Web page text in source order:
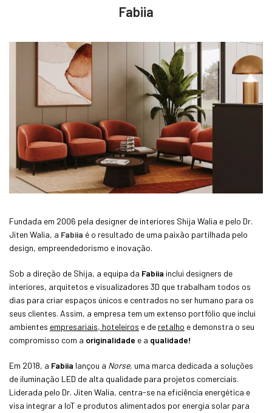
Fabiia
Fundada em 2006 pela designer de interiores Shija Walia e pelo Dr.
Jiten Walia, a Fabiia é o resultado de uma paixão partilhada pelo
design, empreendedorismo e inovação.
Sob a direção de Shija, a equipa da Fabiia inclui designers de
interiores, arquitetos e visualizadores 3D que trabalham todos os
dias para criar espaços únicos e centrados no ser humano para os
seus clientes. Assim, a empresa tem um extenso portfólio que inclui
ambientes empresariais, hoteleiros e de retalho e demonstra o seu
compromisso com a originalidade e a qualidade!
Em 2018, a Fabiia lançou a Norse, uma marca dedicada a soluções
de iluminação LED de alta qualidade para projetos comerciais.
Liderada pelo Dr. Jiten Walia, centra-se na eficiência energética e
visa integrar a IoT e produtos alimentados por energia solar para